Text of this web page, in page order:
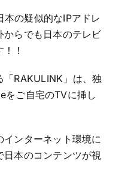
本の疑似的なIPアドレ
からでも日本のテレビ
！
「RAKULINK」は、独
ご自宅のTVに挿し
インターネット環境に
本のコンテンツが視